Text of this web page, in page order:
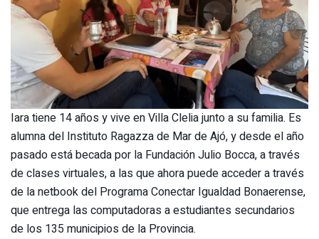
Iara tiene 14 años y vive en Villa Clelia junto a su familia. Es
alumna del Instituto Ragazza de Mar de Ajó, y desde el año
pasado está becada por la Fundación Julio Bocca, a través
de clases virtuales, a las que ahora puede acceder a través
de la netbook del Programa Conectar Igualdad Bonaerense,
que entrega las computadoras a estudiantes secundarios
de los 135 municipios de la Provincia.